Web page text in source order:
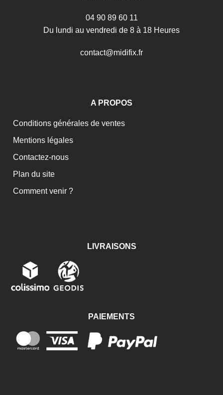
04 90 89 60 11
Du lundi au vendredi de 8 à 18 Heures
contact@midifix.fr
A PROPOS
Conditions générales de ventes
Mentions légales
Contactez-nous
Plan du site
Comment venir ?
LIVRAISONS
PAIEMENTS